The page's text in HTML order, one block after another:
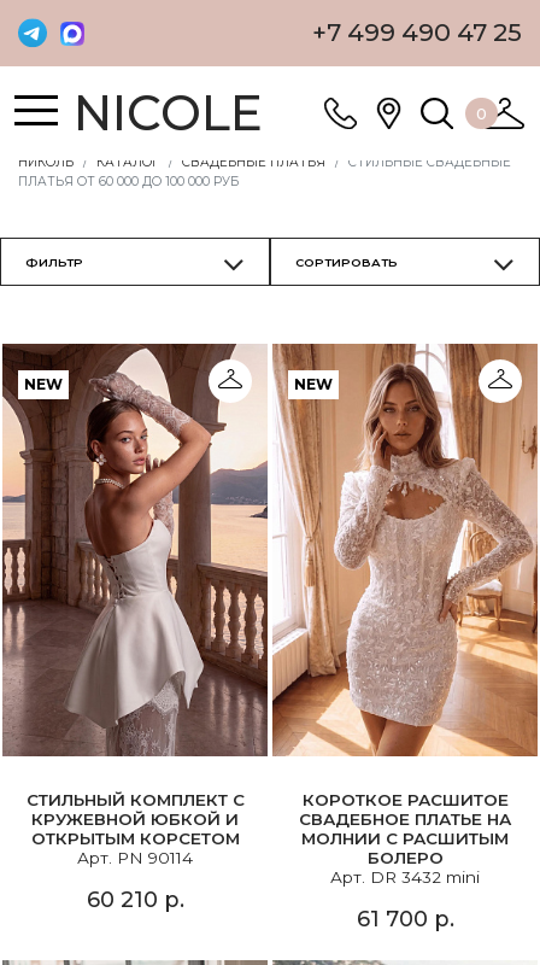
+7 499 490 47 25
NICOLE 0
НИКОЛЬ КАТАЛОГ СВАДЕБНЫЕ ПЛАТЬЯ
СТИЛЬНЫЕ СВАДЕБНЫЕ
ПЛАТЬЯ ОТ 60 000 ДО 100 000 РУБ
NEW
СТИЛЬНЫЙ КОМПЛЕКТ С
КРУЖЕВНОЙ ЮБКОЙ И
ОТКРЫТЫМ КОРСЕТОМ
Арт. PN 90114
60 210 р.
NEW
КОРОТКОЕ РАСШИТОЕ
СВАДЕБНОЕ ПЛАТЬЕ НА
МОЛНИИ С РАСШИТЫМ
БОЛЕРО
Арт. DR 3432 mini
61 700 р.